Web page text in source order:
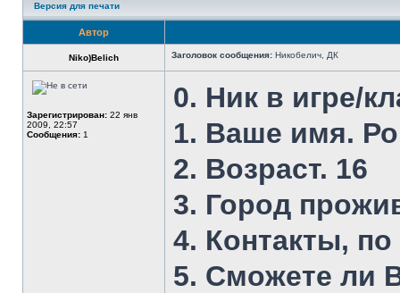
Версия для печати
Автор
Niko)Belich Заголовок сообщения: Никобелич, ДК
Зарегистрирован: 22 янв
2009, 22:57
Сообщения: 1
0. Ник в игре/
1. Ваше имя.
2. Возраст. 16
3. Город
4. Контакты,
5. Сможете ли